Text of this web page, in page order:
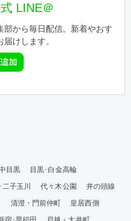
LINE＠
部から毎日配信。新着やおす
けします。
目黒
目黒･白金高輪
子玉川 代々木公園
井の頭線
清澄・門前仲町
皇居西側